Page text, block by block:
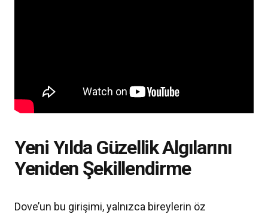
Yeni Yılda Güzellik Algılarını
Yeniden Şekillendirme
Dove’un bu girişimi, yalnızca bireylerin öz